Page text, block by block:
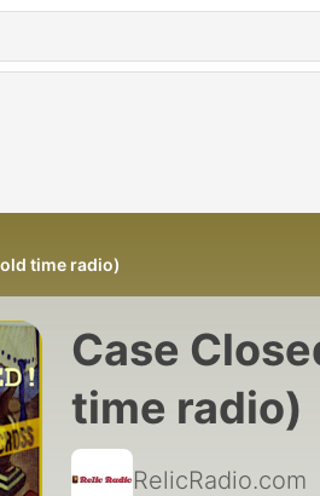
time radio)
Case
time radio)
RelicRadio.com